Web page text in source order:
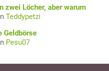
zwei Löcher, aber warum
Teddypetzi
Geldbörse
Pesu07